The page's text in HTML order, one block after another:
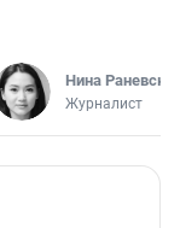
Нина
Журналист